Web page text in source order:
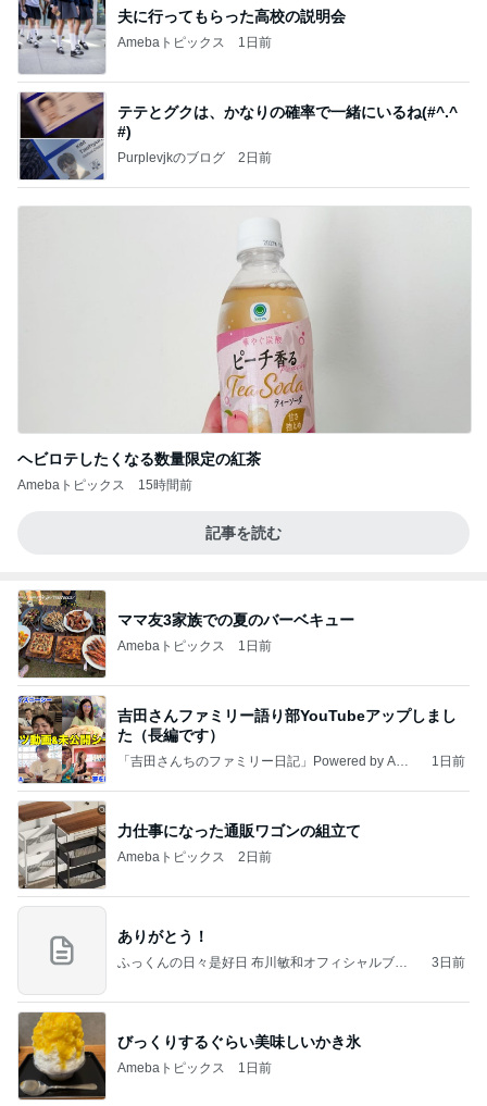
夫に行ってもらった高校の説明会
Amebaトピックス 1日前
テテとグクは、かなりの確率で一緒にいるね(#^.^
#)
Purplevjkのブログ 2日前
ヘビロテしたくなる数量限定の紅茶
Amebaトピックス 15時間前
記事を読む
ママ友3家族での夏のバーベキュー
Amebaトピックス 1日前
吉田さんファミリー語り部YouTubeアップしまし
た（長編です）
「吉田さんちのファミリー日記」Powered by Ame
1日前
力仕事になった通販ワゴンの組立て
Amebaトピックス 2日前
ありがとう！
ふっくんの日々是好日 布川敏和オフィシャルブロ
3日前
びっくりするぐらい美味しいかき氷
Amebaトピックス 1日前